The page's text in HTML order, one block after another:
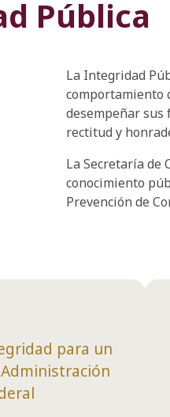
Pública
La Integridad
comportamiento
desempeñar sus
rectitud y
La Secretaría de
conocimiento
Prevención de
para un